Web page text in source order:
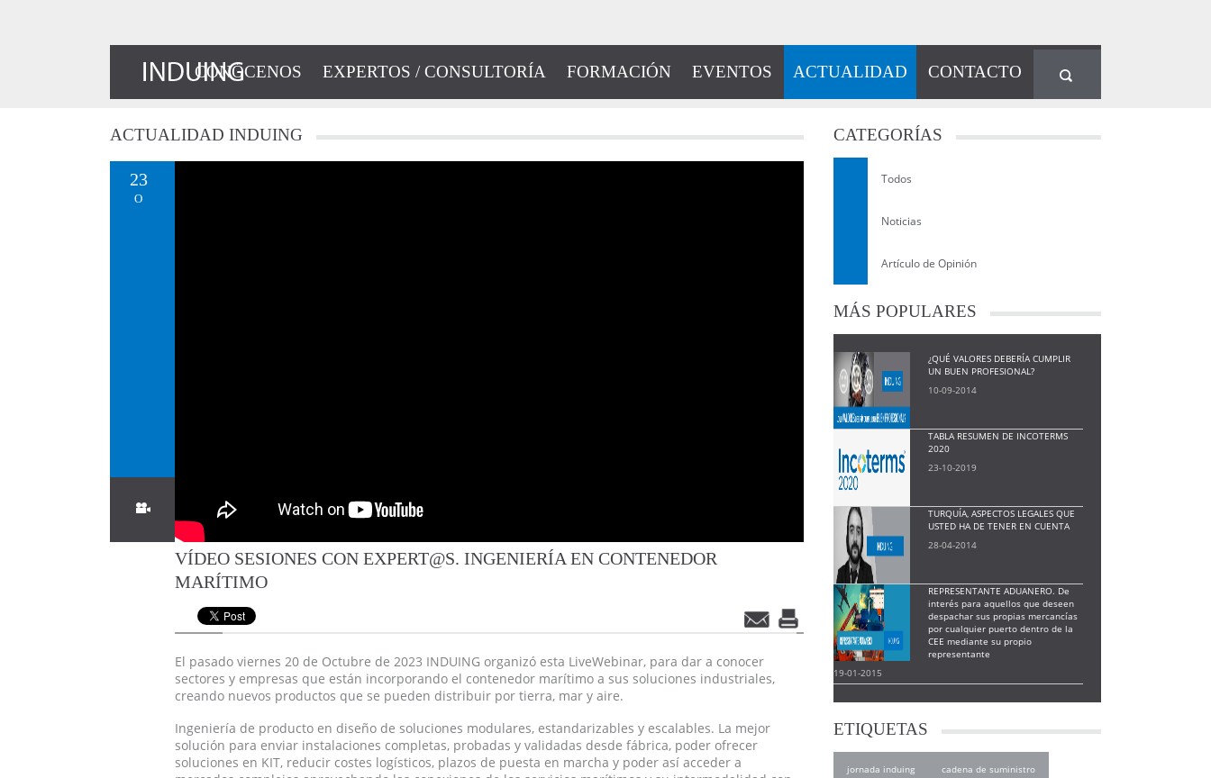
CONÓCENOS EXPERTOS / CONSULTORÍA FORMACIÓN EVENTOS ACTUALIDAD CONTACTO
ACTUALIDAD INDUING
23
O
VÍDEO SESIONES CON EXPERT@S. INGENIERÍA EN CONTENEDOR
MARÍTIMO
El pasado viernes 20 de Octubre de 2023 INDUING organizó esta LiveWebinar, para dar a conocer
sectores y empresas que están incorporando el contenedor marítimo a sus soluciones industriales,
creando nuevos productos que se pueden distribuir por tierra, mar y aire.
Ingeniería de producto en diseño de soluciones modulares, estandarizables y escalables. La mejor
solución para enviar instalaciones completas, probadas y validadas desde fábrica, poder ofrecer
soluciones en KIT, reducir costes logísticos, plazos de puesta en marcha y poder así acceder a
CATEGORÍAS
Todos
Noticias
Artículo de Opinión
MÁS POPULARES
¿QUÉ VALORES DEBERÍA CUMPLIR
UN BUEN PROFESIONAL?
10-09-2014
TABLA RESUMEN DE INCOTERMS
2020
23-10-2019
TURQUÍA, ASPECTOS LEGALES QUE
USTED HA DE TENER EN CUENTA
28-04-2014
REPRESENTANTE ADUANERO. De
interés para aquellos que deseen
despachar sus propias mercancías
por cualquier puerto dentro de la
CEE mediante su propio
representante
19-01-2015
ETIQUETAS
jornada induing cadena de suministro